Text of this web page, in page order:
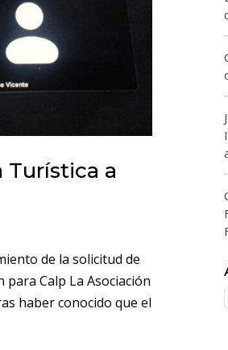
Turística a
de la solicitud de
Calp La Asociación
haber conocido que el